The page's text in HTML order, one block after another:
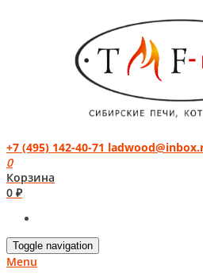
+7 (495) 142-40-71
0
Корзина
0 ₽
Toggle navigation
Menu